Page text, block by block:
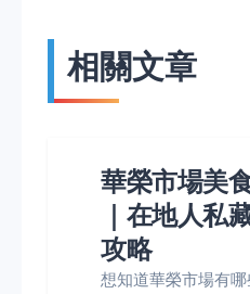
相關文章
華榮市場美
｜在地人私
攻略
想知道華榮市場有